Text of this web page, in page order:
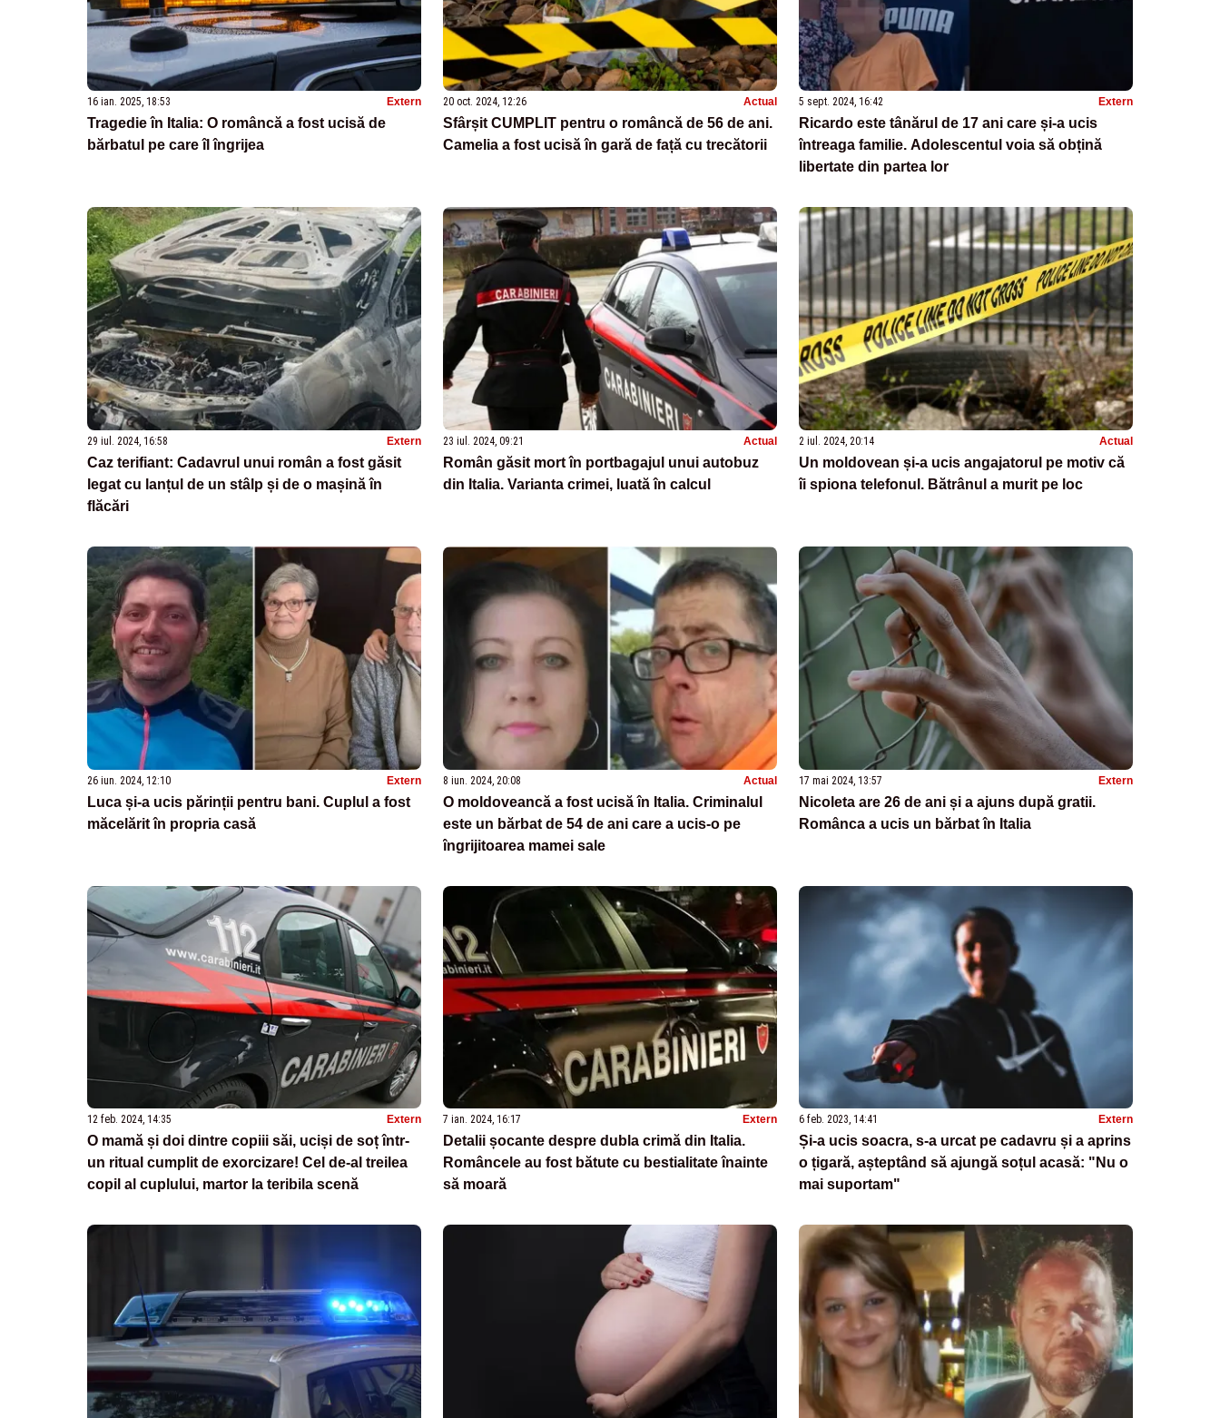
16 ian. 2025, 18:53 Extern
Tragedie în Italia: O româncă a fost ucisă de
bărbatul pe care îl îngrijea
20 oct. 2024, 12:26 Actual
Sfârșit CUMPLIT pentru o româncă de 56 de ani.
Camelia a fost ucisă în gară de față cu trecătorii
5 sept. 2024, 16:42 Extern
Ricardo este tânărul de 17 ani care și-a ucis
întreaga familie. Adolescentul voia să obțină
libertate din partea lor
29 iul. 2024, 16:58 Extern
Caz terifiant: Cadavrul unui român a fost găsit
legat cu lanțul de un stâlp și de o mașină în
flăcări
23 iul. 2024, 09:21 Actual
Român găsit mort în portbagajul unui autobuz
din Italia. Varianta crimei, luată în calcul
2 iul. 2024, 20:14 Actual
Un moldovean și-a ucis angajatorul pe motiv că
îi spiona telefonul. Bătrânul a murit pe loc
26 iun. 2024, 12:10 Extern
Luca și-a ucis părinții pentru bani. Cuplul a fost
măcelărit în propria casă
8 iun. 2024, 20:08 Actual
O moldoveancă a fost ucisă în Italia. Criminalul
este un bărbat de 54 de ani care a ucis-o pe
îngrijitoarea mamei sale
17 mai 2024, 13:57 Extern
Nicoleta are 26 de ani și a ajuns după gratii.
Românca a ucis un bărbat în Italia
12 feb. 2024, 14:35 Extern
O mamă și doi dintre copiii săi, uciși de soț într-
un ritual cumplit de exorcizare! Cel de-al treilea
copil al cuplului, martor la teribila scenă
7 ian. 2024, 16:17 Extern
Detalii șocante despre dubla crimă din Italia.
Româncele au fost bătute cu bestialitate înainte
să moară
6 feb. 2023, 14:41 Extern
Și-a ucis soacra, s-a urcat pe cadavru și a aprins
o țigară, așteptând să ajungă soțul acasă: "Nu o
mai suportam"